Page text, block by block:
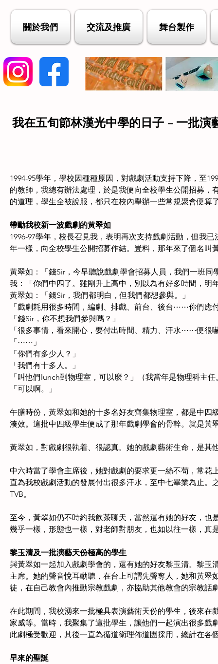
關於我們 交流及推廣 舞台製作
我在五旬節林漢光中學的日子 – 一批演
1994-95學年，學校因種種原因，對戲劇活動支持下降，至
的教師，我總有辦法處理，於是我便向全校學生公開招募
的道理，學生全被說服，都只在校內舉辦一些常規聚會便算
帶動我校新一波戲劇的黃翠如
1996-97學年，校長召見我，表明再次支持戲劇活動，但我
年一樣，向全校學生公開招募作結。豈料，那年來了個名
黃翠如：「錢Sir，今早聽說戲劇學會招募人員，我們一班同
我：「你們中四了。雖剛升上高中，別以為有好多時間，明
黃翠如：「錢Sir，我們都明白，但我們都想參與。」
「戲劇耗用很多時間，編劇、排戲、前台、後台⋯⋯你們應
「錢Sir，你不想我們參與嗎？」
「很多事情，看來開心，要付出時間、精力、汗水⋯⋯便很
「⋯⋯」
「你們有多少人？」
「我們有十多人。」
「叫他們lunch到物理室，可以麼？」（我當年是物理科主任
「可以啊。」
午膳時份，黃翠如和她的十多名好友齊集物理室，都是中
湊效。這批中四級學生便成了那年戲劇學會的骨幹。就是
黃翠如，對戲劇很執着、很認真。她的戲劇藝術生命，是
中六時當了學會主席後，她對戲劇的要求更一絲不苟，常
直為我校戲劇活動的發展付出很多汗水，至中七畢業為止
TVB。
至今，黃翠如仍不時約我飲茶聊天，當然還有她的好友，
幾乎一樣，形態也一樣，對老師對朋友，也如以往一樣，真
黎玉清及一批演藝天份極高的學生
與黃翠如一起加入戲劇學會的，還有她的好友黎玉清。黎
主席。她的聲音悅耳動聽，在台上可謂先聲奪人，她和黃
徒，在自己教會內推動宗教戲劇，亦協助其他教會的宗教話
在此期間，我校湧來一批極具表演藝術天份的學生，後來
家威等。當時，我聚集了這批學生，讓他們一起演出很多
此劇極受歡迎，其後一直為循道衛理佈道團採用，總計在各
早來的聖誕